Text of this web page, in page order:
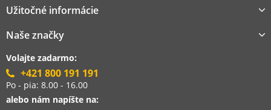
Užitočné informácie
Naše značky
Volajte zadarmo:
+421 800 191 191
Po - pia: 8.00 - 16.00
alebo nám napíšte na: